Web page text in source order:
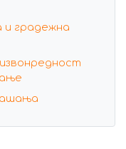
и градежна